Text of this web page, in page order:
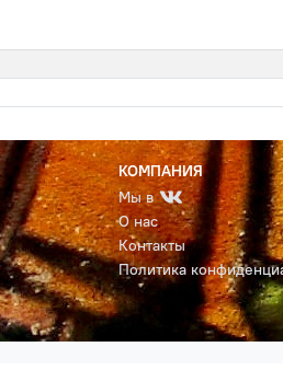
КОМПАНИЯ
Мы в
О нас
Контакты
Политика